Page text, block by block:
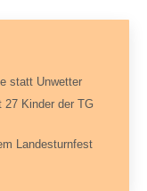
statt Unwetter
27 Kinder der TG
Landesturnfest